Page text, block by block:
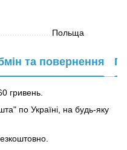
Польща
та повернення
гривень.
по Україні, на будь-яку